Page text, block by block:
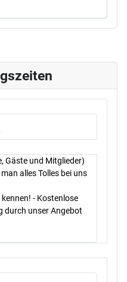
Gäste und Mitglieder)
alles Tolles bei uns
- Kostenlose
durch unser Angebot